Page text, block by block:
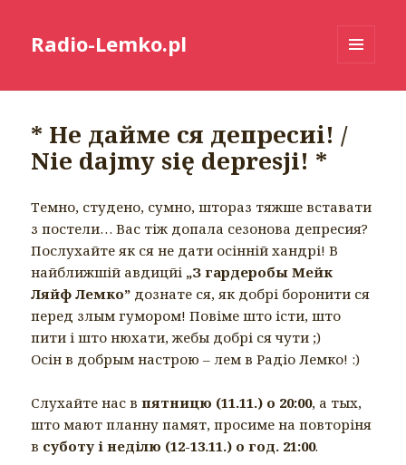
Radio-Lemko.pl
* Не дайме ся депресиі! /
Nie dajmy się depresji! *
Темно, студено, сумно, штораз тяжше вставати
з постели… Вас тіж допала сезонова депресия?
Послухайте як ся не дати осінній хандрі! В
найближшій авдицйі „З гардеробы Мейк
Ляйф Лемко” дознате ся, як добрі боронити ся
перед злым гумором! Повіме што істи, што
пити і што нюхати, жебы добрі ся чути ;)
Осін в добрым настрою – лем в Радіо Лемко! :)
Слухайте нас впятницю (11.11.) о 20:00, а тых,
што мают планну памят, просиме на повторіня
в суботу і неділю (12-13.11.) о год. 21:00.